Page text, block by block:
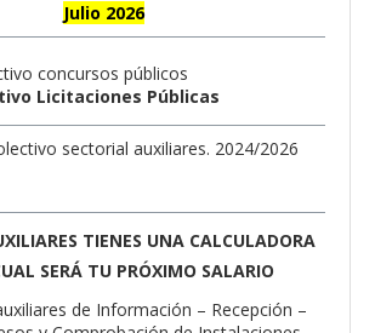
Julio 2026
Licitaciones Públicas
sectorial auxiliares. 2024/2026
TIENES UNA CALCULADORA
SERÁ TU PRÓXIMO SALARIO